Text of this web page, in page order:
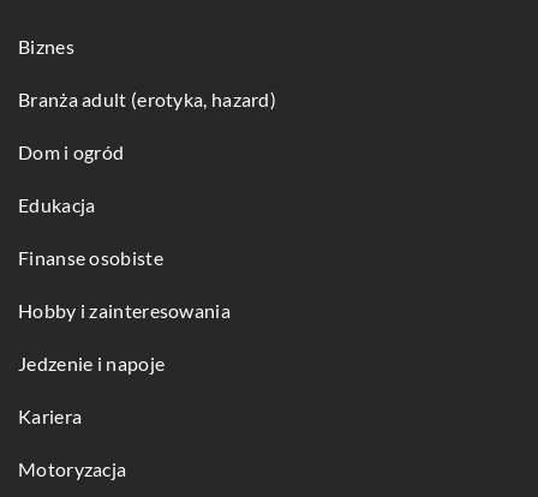
Biznes
Branża adult (erotyka, hazard)
Dom i ogród
Edukacja
Finanse osobiste
Hobby i zainteresowania
Jedzenie i napoje
Kariera
Motoryzacja